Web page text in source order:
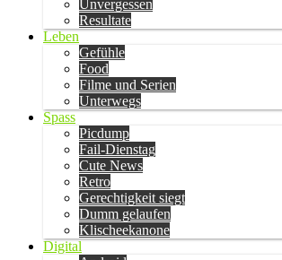
Unvergessen
Resultate
Leben
Gefühle
Food
Filme und Serien
Unterwegs
Spass
Picdump
Fail-Dienstag
Cute News
Retro
Gerechtigkeit siegt
Dumm gelaufen
Klischeekanone
Digital